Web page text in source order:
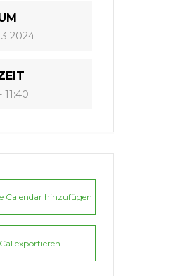
2024
11:40
Calendar hinzufügen
exportieren